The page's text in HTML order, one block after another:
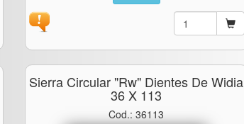
Sierra Circular "rw" Dientes De Widia
36 X 113
Cod.: 36113